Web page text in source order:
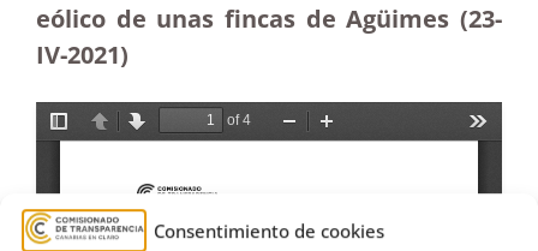
Consentimiento de cookies
eólico de unas fincas de Agüimes (23-
IV-2021)